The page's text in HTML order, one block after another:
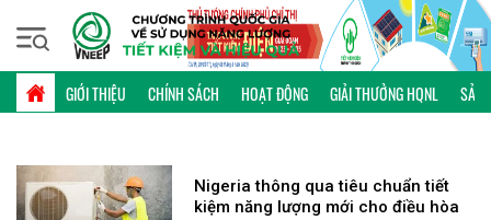
GIỚI THIỆU CHÍNH SÁCH HOẠT ĐỘNG GIẢI THƯỞNG HQNL SẢN
Thứ sáu, 07/08/2026 | 19:07 GMT+7
TỪ KHÓA: MÔI TRƯỜNG BỀN VỮNG
Nigeria thông qua tiêu chuẩn tiết
kiệm năng lượng mới cho điều hòa